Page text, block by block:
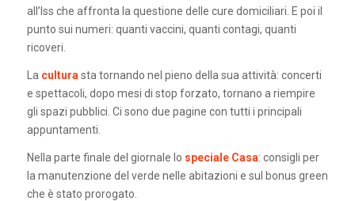
all’Iss che affronta la questione delle cure domiciliari. E poi il
punto sui numeri: quanti vaccini, quanti contagi, quanti
ricoveri.
La cultura sta tornando nel pieno della sua attività: concerti
e spettacoli, dopo mesi di stop forzato, tornano a riempire
gli spazi pubblici. Ci sono due pagine con tutti i principali
appuntamenti.
Nella parte finale del giornale lo speciale Casa: consigli per
la manutenzione del verde nelle abitazioni e sul bonus green
che è stato prorogato.